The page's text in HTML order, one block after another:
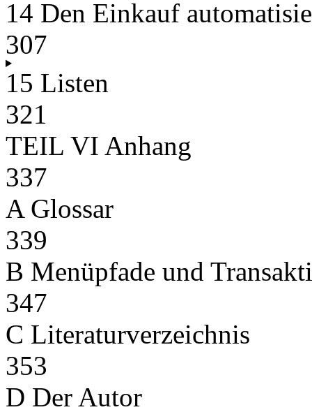
14 Den Einkauf
307
15 Listen
321
TEIL VI Anhang
337
A Glossar
339
B Menüpfade und
347
C Literaturverzeichnis
353
D Der Autor